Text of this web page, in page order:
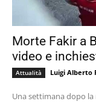
Morte Fakir a
video e
Attualità Luigi Alberto
Una settimana dopo